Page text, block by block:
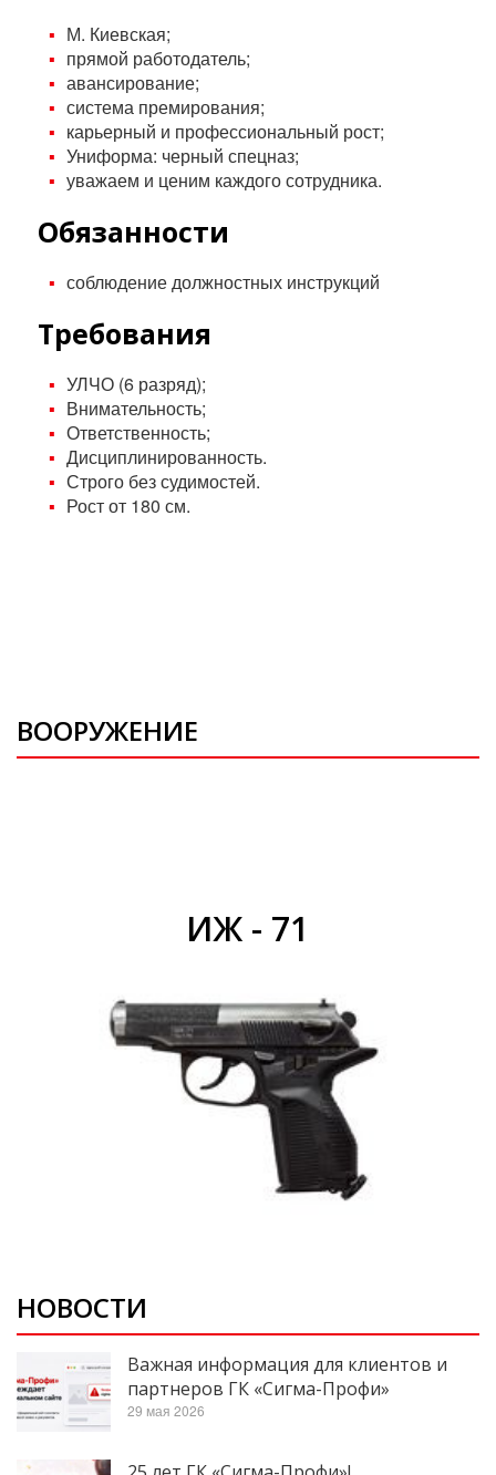
М. Киевская;
прямой работодатель;
авансирование;
система премирования;
карьерный и профессиональный рост;
Униформа: черный спецназ;
уважаем и ценим каждого сотрудника.
Обязанности
соблюдение должностных инструкций
Требования
УЛЧО (6 разряд);
Внимательность;
Ответственность;
Дисциплинированность.
Строго без судимостей.
Рост от 180 см.
ВООРУЖЕНИЕ
ИЖ - 71
НОВОСТИ
Важная информация для клиентов и
партнеров ГК «Сигма-Профи»
29 мая 2026